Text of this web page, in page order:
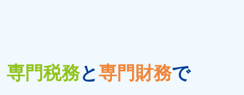
専門税務と専門財務で